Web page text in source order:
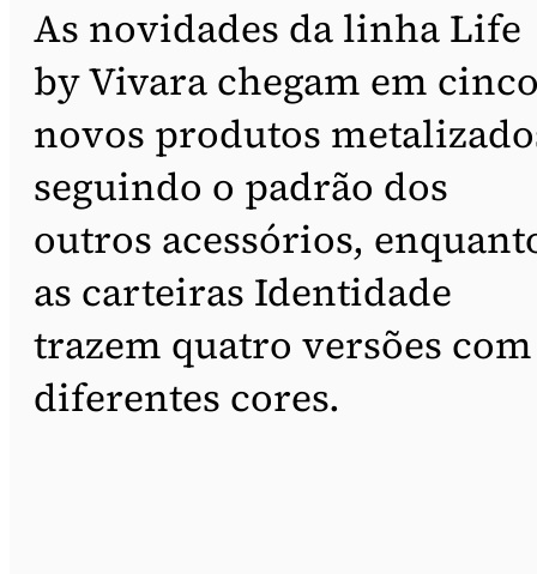
As novidades da linha Life
by Vivara chegam em
novos produtos
seguindo o padrão dos
outros acessórios,
as carteiras Identidade
trazem quatro versões com
diferentes cores.